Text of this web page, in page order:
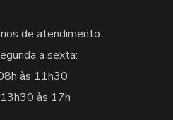
de atendimento:
a sexta:
às 11h30
às 17h